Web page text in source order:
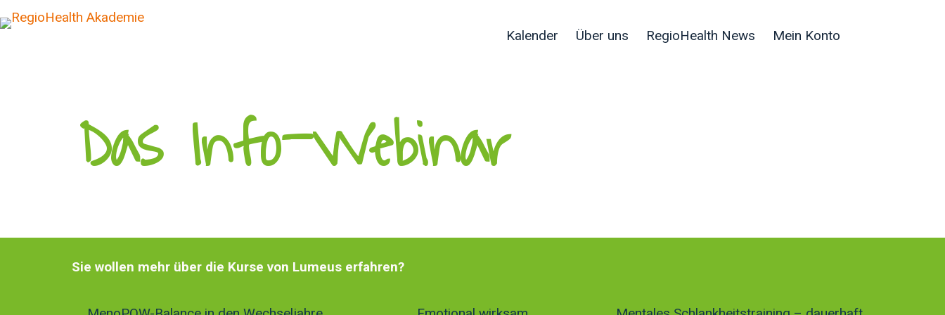
Kalender Über uns RegioHealth News Mein Konto
Das Info-Webinar ​
Sie wollen mehr über die Kurse von Lumeus erfahren?